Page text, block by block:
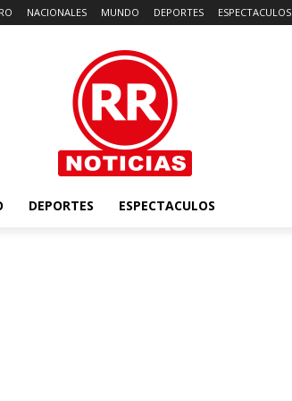
NACIONALES MUNDO DEPORTES ESPECTACULOS
DEPORTES ESPECTACULOS